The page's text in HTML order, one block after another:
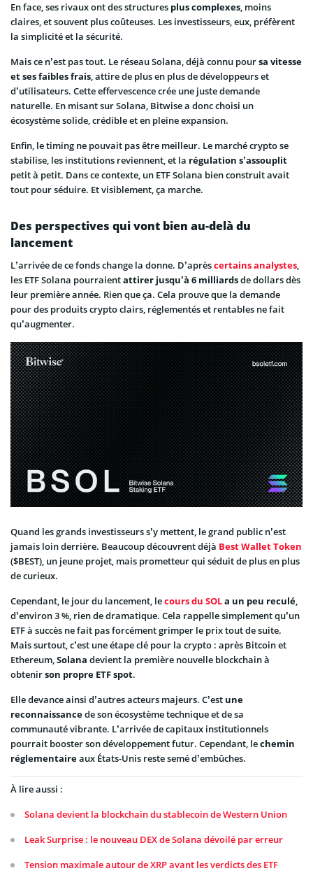
En face, ses rivaux ont des structures plus complexes, moins
claires, et souvent plus coûteuses. Les investisseurs, eux, préfèrent
la simplicité et la sécurité.
Mais ce n’est pas tout. Le réseau Solana, déjà connu poursa vitesse
et ses faibles frais, attire de plus en plus de développeurs et
d’utilisateurs. Cette effervescence crée une juste demande
naturelle. En misant sur Solana, Bitwise a donc choisi un
écosystème solide, crédible et en pleine expansion.
Enfin, le timing ne pouvait pas être meilleur. Le marché crypto se
stabilise, les institutions reviennent, et la régulation s’assouplit
petit à petit. Dans ce contexte, un ETF Solana bien construit avait
tout pour séduire. Et visiblement, ça marche.
Des perspectives qui vont bien au-delà du
lancement
L’arrivée de ce fonds change la donne. D’aprèscertains analystes,
les ETF Solana pourraientattirer jusqu’à 6 milliardsde dollars dès
leur première année. Rien que ça. Cela prouve que la demande
pour des produits crypto clairs, réglementés et rentables ne fait
qu’augmenter.
Quand les grands investisseurs s’y mettent, le grand public n’est
jamais loin derrière. Beaucoup découvrent déjà Best Wallet Token
($BEST), un jeune projet, mais prometteur qui séduit de plus en plus
de curieux.
Cependant, le jour du lancement, lecours du SOLa un peu reculé,
d’environ 3 %, rien de dramatique. Cela rappelle simplement qu’un
ETF à succès ne fait pas forcément grimper le prix tout de suite.
Mais surtout, c’est une étape clé pour la crypto : après Bitcoin et
Ethereum,Solana devient la première nouvelle blockchain à
obtenirson propre ETF spot.
Elle devance ainsi d’autres acteurs majeurs. C’est une
reconnaissancede son écosystème technique et de sa
communauté vibrante. L’arrivée de capitaux institutionnels
pourrait booster son développement futur. Cependant, lechemin
réglementaireaux États-Unis reste semé d’embûches.
À lire aussi :
Solana devient la blockchain du stablecoin de Western Union
Leak Surprise : le nouveau DEX de Solana dévoilé par erreur
Tension maximale autour de XRP avant les verdicts des ETF